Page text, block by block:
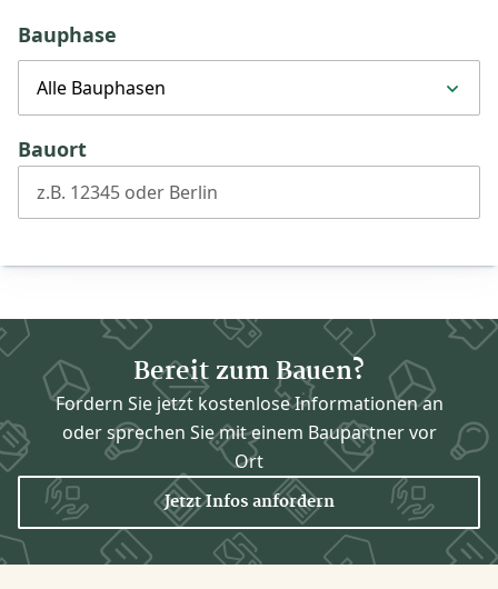
Bauphase
Alle Bauphasen
Bauort
z.B. 12345 oder Berlin
Bereit zum Bauen?
Fordern Sie jetzt kostenlose Informationen an
oder sprechen Sie mit einem Baupartner vor
Ort
Jetzt Infos anfordern